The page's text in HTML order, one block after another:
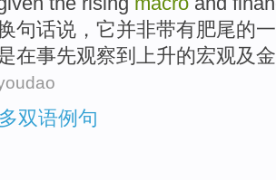
句话说， 它并非带有肥尾的
在事先观察到 上升的宏观及
双语例句